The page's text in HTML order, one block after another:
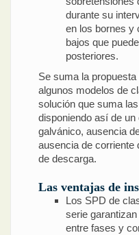
durante su
en los bornes y
bajos que
posteriores.
Se suma la
algunos modelos de
solución que suma
disponiendo así de
galvánico, ausencia
ausencia de corriente
de descarga.
Las ventajas de
Los SPD de
serie
entre fases y